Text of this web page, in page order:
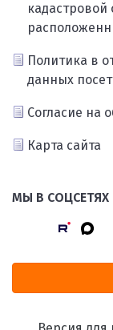
кадастровой
Политика в
данных
Согласие на
Карта сайта
МЫ В СОЦСЕТЯХ